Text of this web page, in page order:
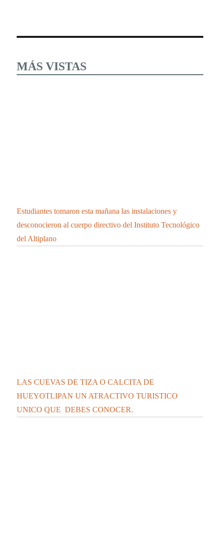
MÁS VISTAS
Estudiantes tomaron esta mañana las instalaciones y
desconocieron al cuerpo directivo del Instituto Tecnológico
del Altiplano
LAS CUEVAS DE TIZA O CALCITA DE
HUEYOTLIPAN UN ATRACTIVO TURISTICO
UNICO QUE DEBES CONOCER.